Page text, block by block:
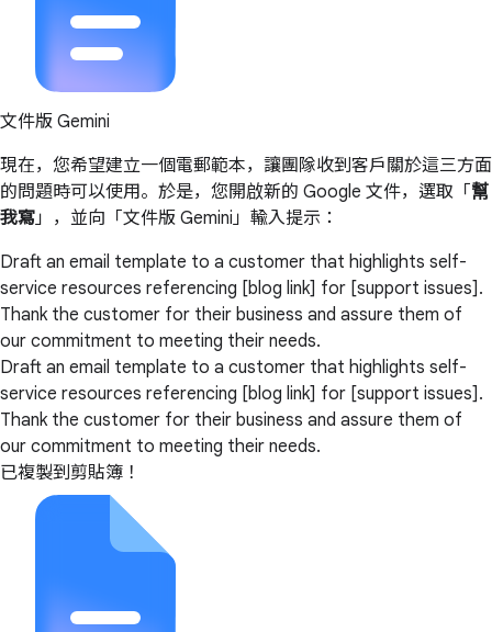
文件版 Gemini
現在，您希望建立一個電郵範本，讓團隊收到客戶關於這三方面
的問題時可以使用。於是，您開啟新的 Google 文件，選取「 幫
我寫」，並向「文件版 Gemini」輸入提示：
Draft an email template to a customer that highlights self-
service resources referencing [blog link] for [support issues].
Thank the customer for their business and assure them of
our commitment to meeting their needs.
Draft an email template to a customer that highlights self-
service resources referencing [blog link] for [support issues].
Thank the customer for their business and assure them of
our commitment to meeting their needs.
已複製到剪貼簿！